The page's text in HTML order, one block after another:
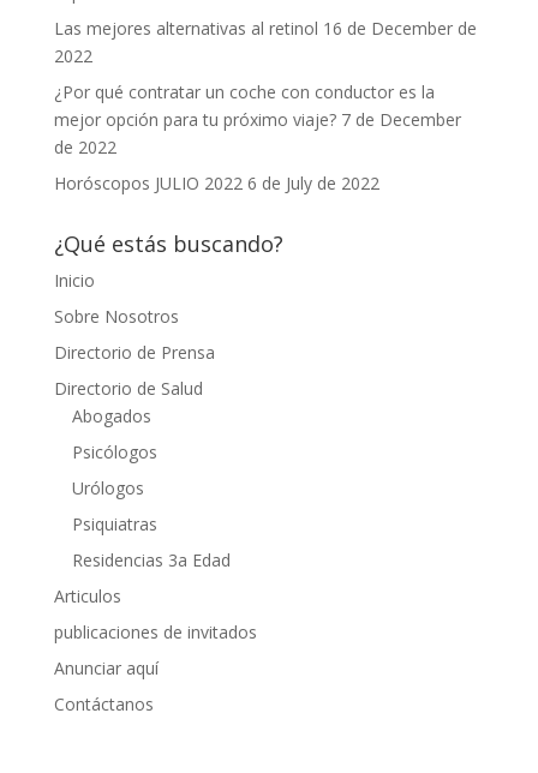
Las mejores alternativas al retinol 16 de December de
2022
¿Por qué contratar un coche con conductor es la
mejor opción para tu próximo viaje? 7 de December
de 2022
Horóscopos JULIO 2022 6 de July de 2022
¿Qué estás buscando?
Inicio
Sobre Nosotros
Directorio de Prensa
Directorio de Salud
Abogados
Psicólogos
Urólogos
Psiquiatras
Residencias 3a Edad
Articulos
publicaciones de invitados
Anunciar aquí
Contáctanos